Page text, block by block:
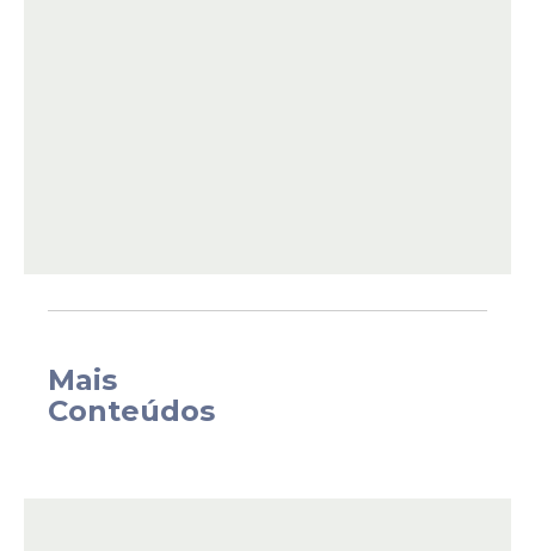
Na nota, a produção explicou que a artista
está passando por uma fase de transição
em sua carreira, o que inclui mudanças no
Mais
Conteúdos